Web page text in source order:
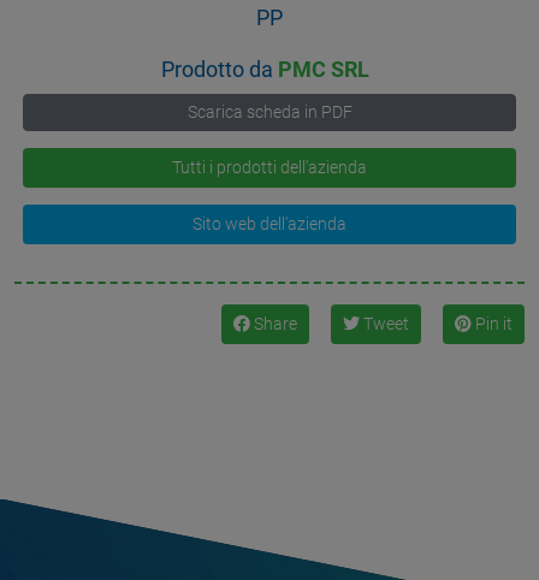
PP
Prodotto da PMC SRL
Scarica scheda in PDF
Tutti i prodotti dell'azienda
Sito web dell'azienda
Share Tweet Pin it